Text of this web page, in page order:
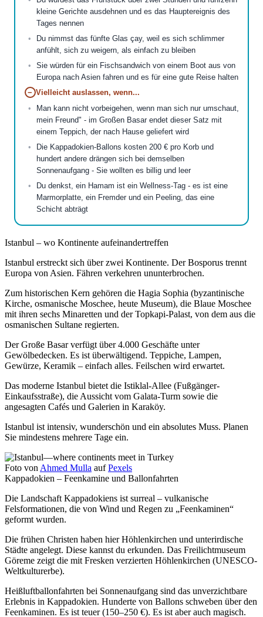
kleine Gerichte ausdehnen und es das Hauptereignis des
Tages nennen
Du nimmst das fünfte Glas çay, weil es sich schlimmer
anfühlt, sich zu weigern, als einfach zu bleiben
Sie würden für ein Fischsandwich von einem Boot aus von
Europa nach Asien fahren und es für eine gute Reise halten
− Vielleicht auslassen, wenn...
Man kann nicht vorbeigehen, wenn man sich nur umschaut,
mein Freund" - im Großen Basar endet dieser Satz mit
einem Teppich, der nach Hause geliefert wird
Die Kappadokien-Ballons kosten 200 € pro Korb und
hundert andere drängen sich bei demselben
Sonnenaufgang - Sie wollten es billig und leer
Du denkst, ein Hamam ist ein Wellness-Tag - es ist eine
Marmorplatte, ein Fremder und ein Peeling, das eine
Schicht abträgt
Istanbul – wo Kontinente aufeinandertreffen
Istanbul erstreckt sich über zwei Kontinente. Der Bosporus trennt
Europa von Asien. Fähren verkehren ununterbrochen.
Zum historischen Kern gehören die Hagia Sophia (byzantinische
Kirche, osmanische Moschee, heute Museum), die Blaue Moschee
mit ihren sechs Minaretten und der Topkapi-Palast, von dem aus die
osmanischen Sultane regierten.
Der Große Basar verfügt über 4.000 Geschäfte unter
Gewölbedecken. Es ist überwältigend. Teppiche, Lampen,
Gewürze, Keramik – einfach alles. Feilschen wird erwartet.
Das moderne Istanbul bietet die Istiklal-Allee (Fußgänger-
Einkaufsstraße), die Aussicht vom Galata-Turm sowie die
angesagten Cafés und Galerien in Karaköy.
Istanbul ist intensiv, wunderschön und ein absolutes Muss. Planen
Sie mindestens mehrere Tage ein.
Foto von Ahmed Mulla aufPexels
Kappadokien – Feenkamine und Ballonfahrten
Die Landschaft Kappadokiens ist surreal – vulkanische
Felsformationen, die von Wind und Regen zu „Feenkaminen“
geformt wurden.
Die frühen Christen haben hier Höhlenkirchen und unterirdische
Städte angelegt. Diese kannst du erkunden. Das Freilichtmuseum
Göreme zeigt die mit Fresken verzierten Höhlenkirchen (UNESCO-
Weltkulturerbe).
Heißluftballonfahrten bei Sonnenaufgang sind das unverzichtbare
Erlebnis in Kappadokien. Hunderte von Ballons schweben über den
Feenkaminen. Es ist teuer (150–250 €). Es ist aber auch magisch.